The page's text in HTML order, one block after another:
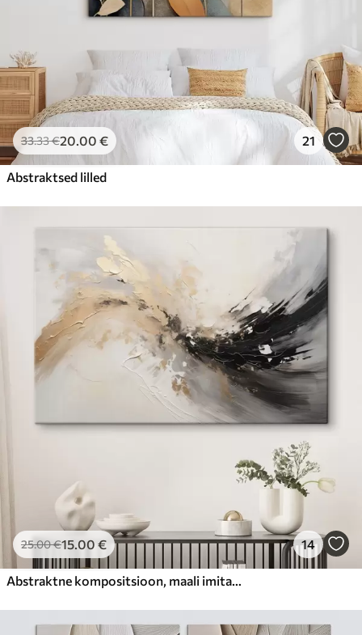
33.33€20.00 € 21
Abstraktsed lilled
25.00€15.00 € 14
Abstraktne kompositsioon, maali imitatsioon